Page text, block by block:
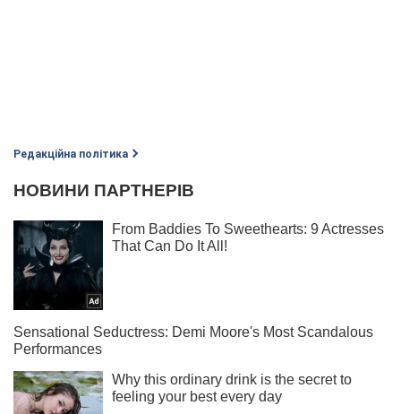
Редакційна політика